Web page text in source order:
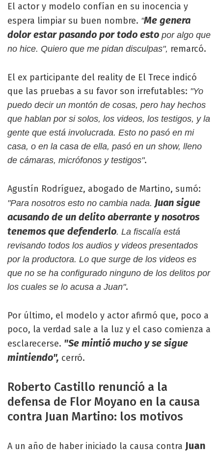
El actor y modelo confían en su inocencia y
espera limpiar su buen nombre. "Me genera
dolor estar pasando por todo esto por algo que
no hice. Quiero que me pidan disculpas", remarcó.
El ex participante del reality de El Trece indicó
que las pruebas a su favor son irrefutables: "Yo
puedo decir un montón de cosas, pero hay hechos
que hablan por si solos, los videos, los testigos, y la
gente que está involucrada. Esto no pasó en mi
casa, o en la casa de ella, pasó en un show, lleno
de cámaras, micrófonos y testigos".
Agustín Rodríguez, abogado de Martino, sumó:
"Para nosotros esto no cambia nada. Juan sigue
acusando de un delito aberrante y nosotros
tenemos que defenderlo. La fiscalía está
revisando todos los audios y videos presentados
por la productora. Lo que surge de los videos es
que no se ha configurado ninguno de los delitos por
los cuales se lo acusa a Juan".
Por último, el modelo y actor afirmó que, poco a
poco, la verdad sale a la luz y el caso comienza a
esclarecerse. "Se mintió mucho y se sigue
mintiendo", cerró.
Roberto Castillo renunció a la
defensa de Flor Moyano en la causa
contra Juan Martino: los motivos
A un año de haber iniciado la causa contra Juan